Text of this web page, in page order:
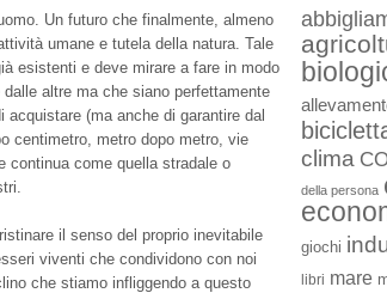
Un futuro che finalmente, almeno
umane e tutela della natura. Tale
esistenti e deve mirare a fare in modo
altre ma che siano perfettamente
(ma anche di garantire dal
centimetro, metro dopo metro, vie
continua come quella stradale o
il senso del proprio inevitabile
viventi che condividono con noi
che stiamo infliggendo a questo
clima
della persona
giochi
libri mare